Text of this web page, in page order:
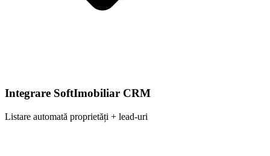
Integrare SoftImobiliar CRM
Listare automată proprietăți + lead-uri